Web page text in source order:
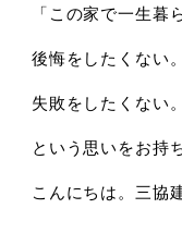
「この家で一生暮
後悔をしたくない。
失敗をしたくない。
という思いをお持
こんにちは。三協